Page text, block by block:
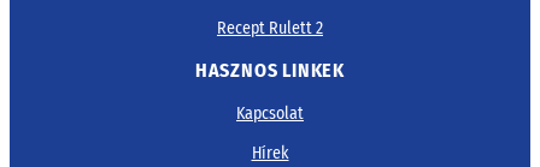
Recept Rulett 2
HASZNOS LINKEK
Kapcsolat
Hírek